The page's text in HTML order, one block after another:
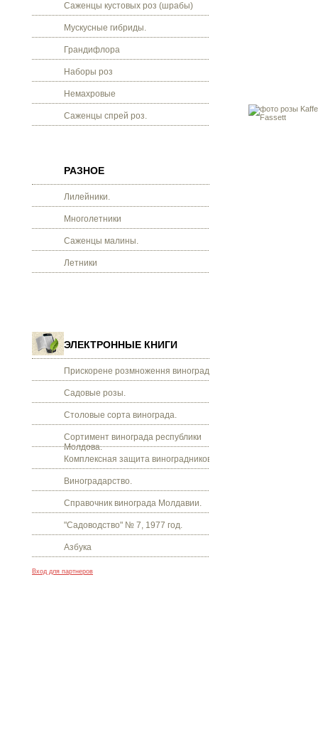
Саженцы кустовых роз (шрабы)
Мускусные гибриды.
Грандифлора
Наборы роз
Немахровые
Саженцы спрей роз.
РАЗНОЕ
Лилейники.
Многолетники
Саженцы малины.
Летники
ЭЛЕКТРОННЫЕ КНИГИ
Прискорене розмноження винограду.
Садовые розы.
Столовые сорта винограда.
Сортимент винограда республики
Молдова.
Комплексная защита виноградников.
Виноградарство.
Справочник винограда Молдавии.
"Садоводство" № 7, 1977 год.
Азбука
Вход для партнеров